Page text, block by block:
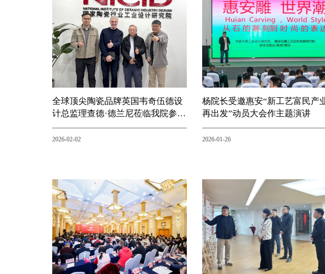
全球顶尖陶瓷品牌英国韦奇伍德设
计总监理查德·德兰尼莅临我院参观
调研
2026-02-02
杨院长受邀惠安“新工艺富民产
再出发”动员大会作主题演讲
2026-01-26